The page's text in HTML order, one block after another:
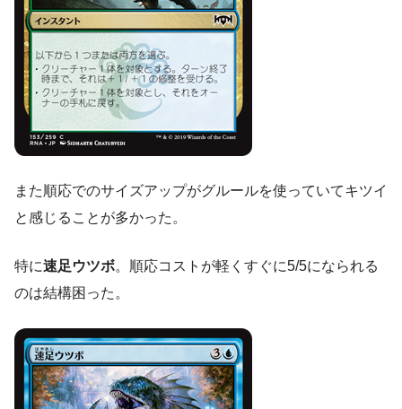
また順応でのサイズアップがグルールを使っていてキツイ
と感じることが多かった。
特に速足ウツボ。順応コストが軽くすぐに5/5になられる
のは結構困った。